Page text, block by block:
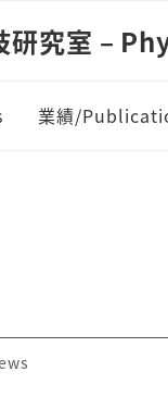
研究室 –
業績/